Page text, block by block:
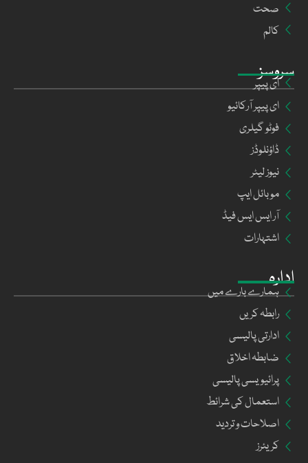
ادارہ
ہمارے بارے میں
رابطہ کریں
ادارتی پالیسی
ضابطہ اخلاق
پرائیویسی پالیسی
استعمال کی شرائط
اصلاحات و تردید
کریئرز
سروسز
ای پیپر
ای پیپر آرکائیو
فوٹو گیلری
ڈاؤنلوڈز
نیوز لیٹر
موبائل ایپ
آر ایس ایس فیڈ
اشتہارات
صحت
کالم